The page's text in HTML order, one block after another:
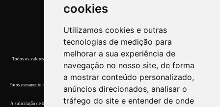
cookies
Utilizamos cookies e outras
tecnologias de medição para
melhorar a sua experiência de
navegação no nosso site, de forma
a mostrar conteúdo personalizado,
anúncios direcionados, analisar o
tráfego do site e entender de onde
Todos os valores, promoções e condições de pagamento deste site referem-se apenas a compras efetuadas
nesta Loja Virtual.
Fotos meramente ilustrativas. Garantia de entrega dos produtos terminar o estoque. Quaisquer dúvidas, por
A solicitação de troca devera ser comunicada aoAtendimento em até 7 (sete) dias corridos, a contar da data